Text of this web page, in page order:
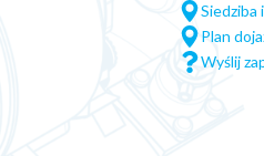
Siedziba
Plan
Wyślij